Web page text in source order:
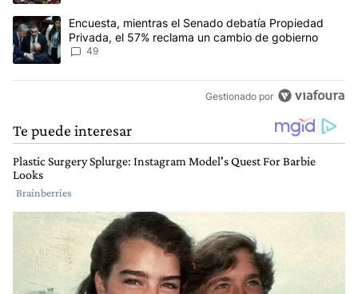
Un artículo de tendencia con el título "Encuesta, mientras el
Encuesta, mientras el Senado debatía Propiedad
Privada, el 57% reclama un cambio de gobierno
49
Gestionado por